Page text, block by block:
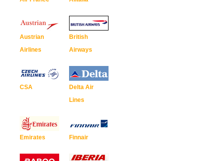
Austrian
Airlines
British
Airways
CSA
Delta Air
Lines
Emirates Finnair